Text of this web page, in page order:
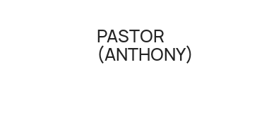
PASTOR
(ANTHONY)